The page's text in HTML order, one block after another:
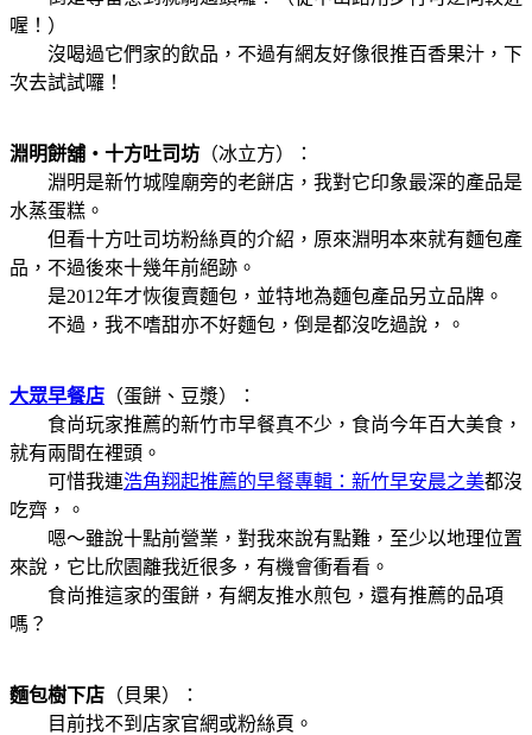
喔！）
沒喝過它們家的飲品，不過有網友好像很推百香果汁，下
次去試試囉！
淵明餅舖 ‧十方吐司坊 （冰立方）：
淵明是新竹城隍廟旁的老餅店，我對它印象最深的產品是
水蒸蛋糕。
但看十方吐司坊粉絲頁的介紹，原來淵明本來就有麵包產
品，不過後來十幾年前絕跡。
是2012年才恢復賣麵包，並特地為麵包產品另立品牌。
不過，我不嗜甜亦不好麵包，倒是都沒吃過說，
。
大眾早餐店 （蛋餅、豆漿）：
食尚玩家推薦的新竹市早餐真不少，食尚今年百大美食，
就有兩間在裡頭。
可惜我連浩角翔起推薦的早餐專輯：新竹早安晨之美都沒
吃齊，
。
嗯～雖說十點前營業，對我來說有點難，至少以地理位置
來說，它比欣園離我近很多，有機會衝看看。
食尚推這家的蛋餅，有網友推水煎包，還有推薦的品項
嗎？
麵包樹下店 （貝果）：
目前找不到店家官網或粉絲頁。